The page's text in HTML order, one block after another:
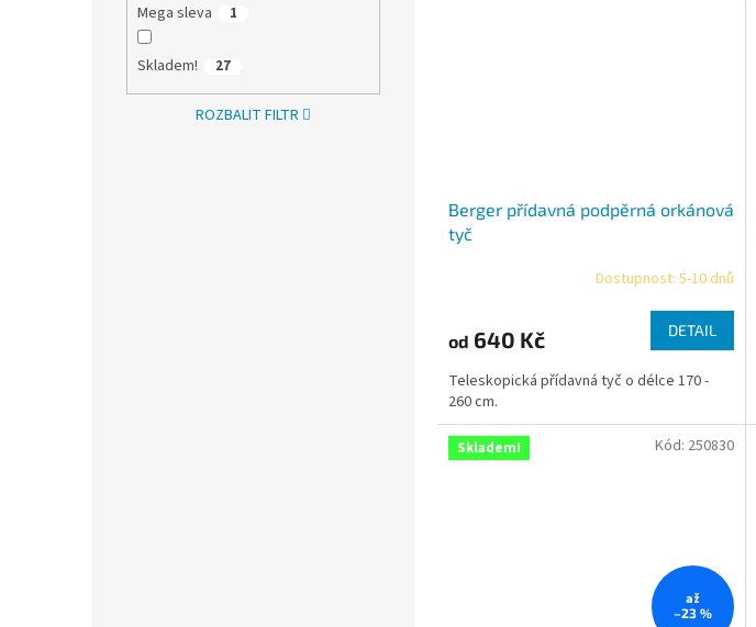
Mega sleva 1
Skladem! 27
ROZBALIT FILTR
Berger přídavná podpěrná orkánová
tyč
je
z
5
hvězdiček.
Dostupnost: 5-10 dnů
od 640 Kč DETAIL
Teleskopická přídavná tyč o délce 170 -
260 cm.
Skladem!
až
–23 %
Kód: 250830